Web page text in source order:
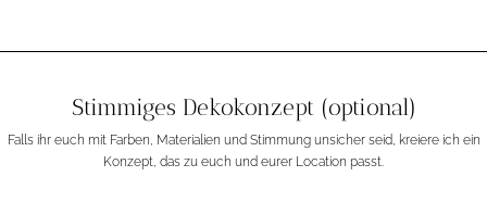
Stimmiges Dekokonzept (optional)
Falls ihr euch mit Farben, Materialien und Stimmung unsicher seid, kreiere ich ein
Konzept, das zu euch und eurer Location passt.